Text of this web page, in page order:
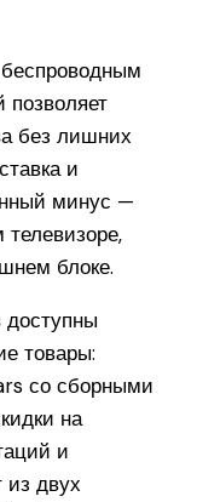
без лишних
и
минус —
блоке.
доступны
товары:
со сборными
на
и
из двух